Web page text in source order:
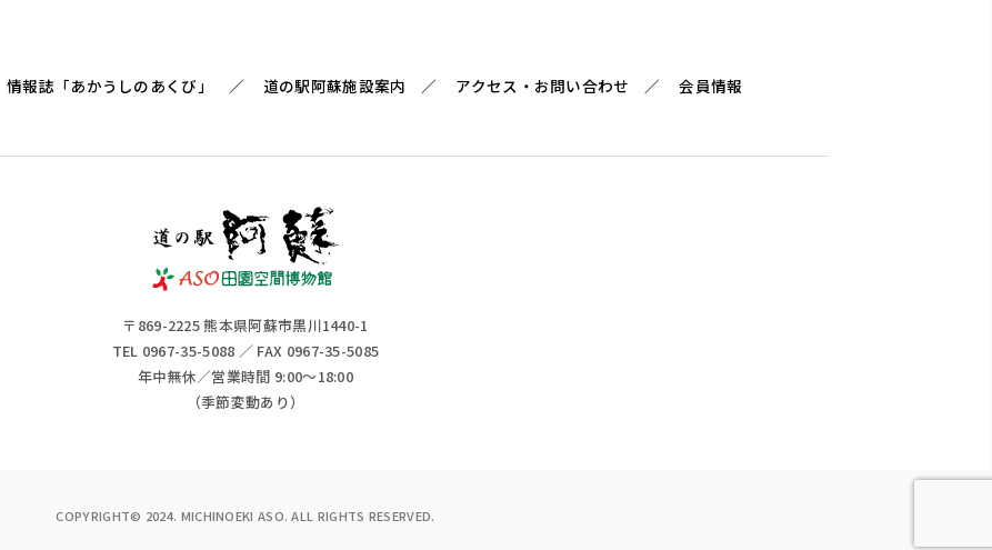
情報誌「あかうしのあくび」 道の駅阿蘇施設案内 アクセス・お問い合わせ 会員情報
〒869-2225 熊本県阿蘇市黒川1440-1
TEL 0967-35-5088 ／ FAX 0967-35-5085
年中無休／営業時間 9:00～18:00
（季節変動あり）
COPYRIGHT© 2024. MICHINOEKI ASO. ALL RIGHTS RESERVED.